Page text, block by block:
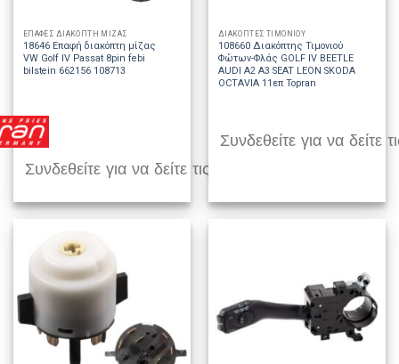
ΕΠΑΦΕΣ ΔΙΑΚΟΠΤΗ ΜΙΖΑΣ
18646 Επαφή διακόπτη μίζας
VW Golf IV Passat 8pin febi
bilstein 662156 108713
Συνδεθείτε για να δείτε τις τιμές
ΔΙΑΚΟΠΤΕΣ ΤΙΜΟΝΙΟΥ
108660 Διακόπτης Τιμονιού
Φώτων-Φλάς GOLF IV BEETLE
AUDI A2 A3 SEAT LEON SKODA
OCTAVIA 11επ Topran
Συνδεθείτε για να δείτε